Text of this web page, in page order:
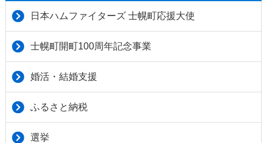
日本ハムファイターズ 士幌町応援大使
士幌町開町100周年記念事業
婚活・結婚支援
ふるさと納税
選挙